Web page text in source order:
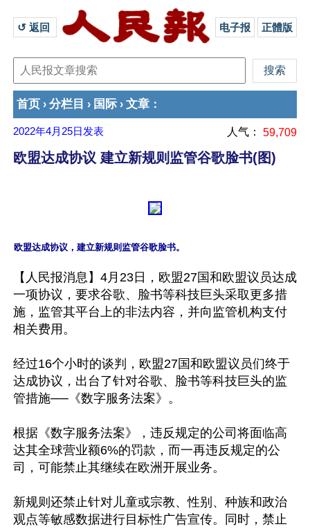
↺ 返回 电子报 正體版
首页 › 分栏目 › 国际 › 文章 ：
2022年4月25日 发表 人气： 59,709
欧盟达成协议 建立新规则监管谷歌脸书(图)
【人民报消息】4月23日，欧盟27国和欧盟议员达成
一项协议，要求谷歌、脸书等科技巨头采取更多措
施，监管其平台上的非法内容，并向监管机构支付
相关费用。
经过16个小时的谈判，欧盟27国和欧盟议员们终于
达成协议，出台了针对谷歌、脸书等科技巨头的监
管措施──《数字服务法案》。
根据《数字服务法案》，违反规定的公司将面临高
达其全球营业额6%的罚款，而一再违反规定的公
司，可能禁止其继续在欧洲开展业务。
新规则还禁止针对儿童或宗教、性别、种族和政治
观点等敏感数据进行目标性广告宣传。同时，禁止